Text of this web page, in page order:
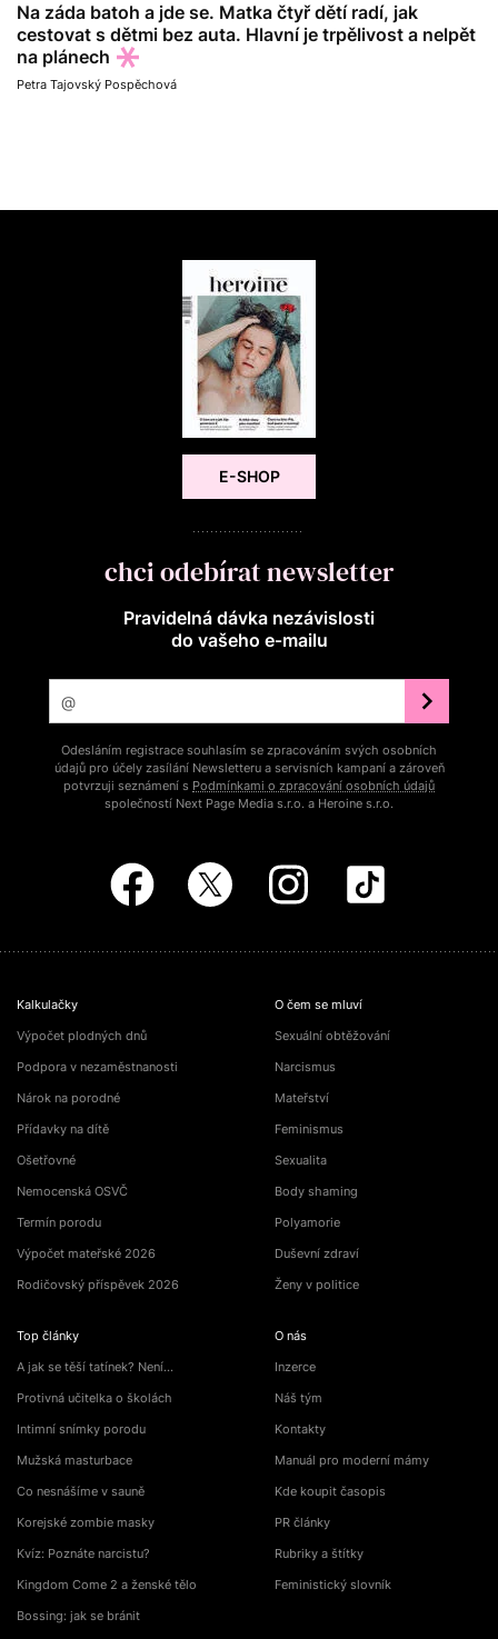
Na záda batoh a jde se. Matka čtyř dětí radí, jak
cestovat s dětmi bez auta. Hlavní je trpělivost a nelpět
na plánech
Petra Tajovský Pospěchová
E-SHOP
chci odebírat newsletter
Pravidelná dávka nezávislosti
do vašeho e‑mailu
Odesláním registrace souhlasím se zpracováním svých osobních
údajů pro účely zasílání Newsletteru a servisních kampaní a zároveň
potvrzuji seznámení s Podmínkami o zpracování osobních údajů
společností Next Page Media s.r.o. a Heroine s.r.o.
Kalkulačky
Výpočet plodných dnů
Podpora v nezaměstnanosti
Nárok na porodné
Přídavky na dítě
Ošetřovné
Nemocenská OSVČ
Termín porodu
Výpočet mateřské 2026
Rodičovský příspěvek 2026
Top články
A jak se těší tatínek? Není…
Protivná učitelka o školách
Intimní snímky porodu
Mužská masturbace
Co nesnášíme v sauně
Korejské zombie masky
Kvíz: Poznáte narcistu?
Kingdom Come 2 a ženské tělo
Bossing: jak se bránit
O čem se mluví
Sexuální obtěžování
Narcismus
Mateřství
Feminismus
Sexualita
Body shaming
Polyamorie
Duševní zdraví
Ženy v politice
O nás
Inzerce
Náš tým
Kontakty
Manuál pro moderní mámy
Kde koupit časopis
PR články
Rubriky a štítky
Feministický slovník